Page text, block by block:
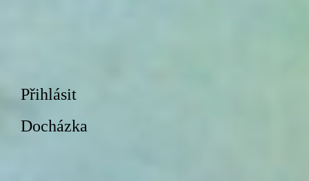
Přihlásit
Docházka